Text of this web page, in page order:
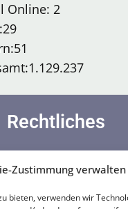
Zustimmung verwalten
bieten, verwenden wir
Online: 2
29
51
1.129.237
Rechtliches
Cookie-Richtlinie